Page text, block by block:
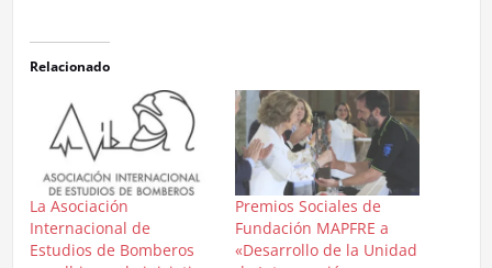
Relacionado
La Asociación
Internacional de
Estudios de Bomberos
Premios Sociales de
Fundación MAPFRE a
«Desarrollo de la Unidad